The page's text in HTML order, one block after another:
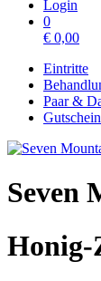
Login
0
€ 0,00
Eintritte
Paar &
Seven
Honig-